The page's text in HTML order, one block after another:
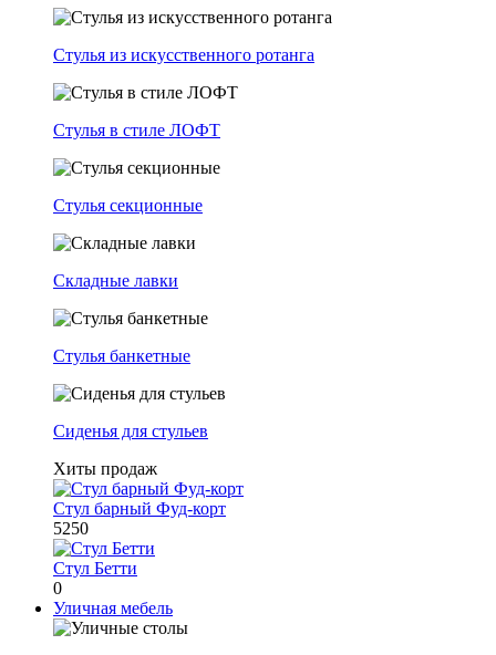
Стулья из искусственного ротанга
Стулья в стиле ЛОФТ
Стулья секционные
Складные лавки
Стулья банкетные
Сиденья для стульев
Хиты продаж
Стул барный Фуд-корт
5250
Стул Бетти
0
Уличная мебель